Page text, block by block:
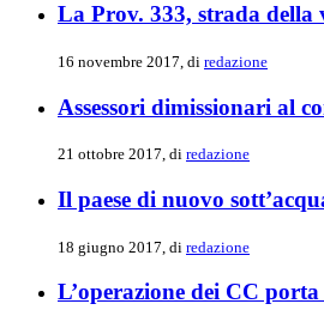
La Prov. 333, strada della
16 novembre 2017, di redazione
Assessori dimissionari al
21 ottobre 2017, di redazione
Il paese di nuovo
18 giugno 2017, di redazione
L’operazione dei CC